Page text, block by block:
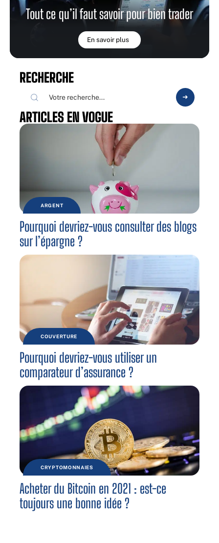
Tout ce qu’il faut savoir pour bien trader
En savoir plus
RECHERCHE
ARTICLES EN VOGUE
ARGENT
Pourquoi devriez-vous consulter des blogs
sur l’épargne ?
COUVERTURE
Pourquoi devriez-vous utiliser un
comparateur d’assurance ?
CRYPTOMONNAIES
Acheter du Bitcoin en 2021 : est-ce
toujours une bonne idée ?